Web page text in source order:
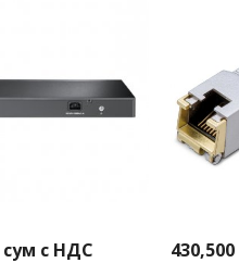
сум с НДС 430,500